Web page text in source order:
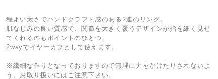
程よい太さでハンドクラフト感のある2連のリング。
肌なじみの良い質感で、関節を大きく覆うデザインが指を細く見せ
てくれるのもポイントのひとつ。
2wayでイヤーカフとして使えます。
※繊細な作りとなっておりますので無理に力をかけたりされないよ
う、お取り扱いにはご注意下さい。